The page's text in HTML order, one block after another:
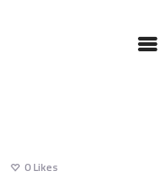
0Likes